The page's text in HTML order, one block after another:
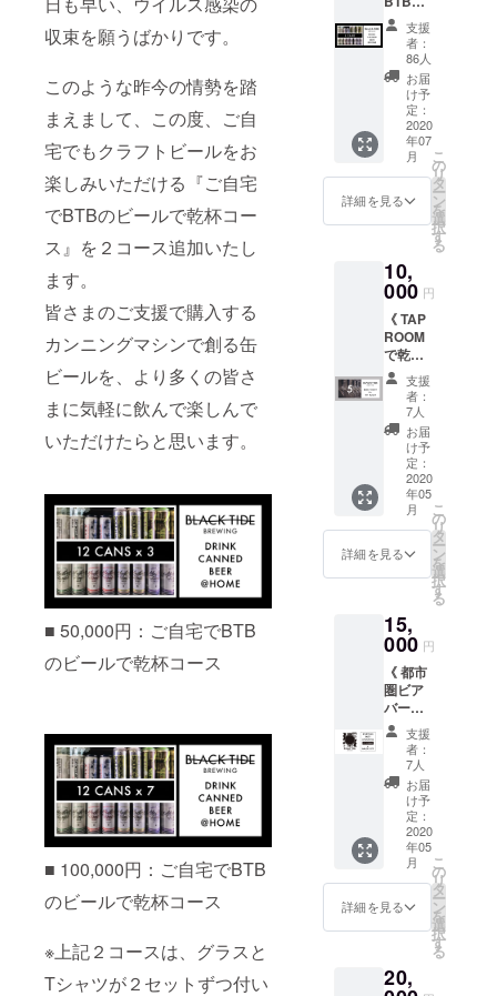
収束を願うばかりです。
このような昨今の情勢を踏
まえまして、この度、ご自
宅でもクラフトビールをお
楽しみいただける『ご自宅
でBTBのビールで乾杯コー
ス』を２コース追加いたし
ます。
皆さまのご支援で購入する
カンニングマシンで創る缶
ビールを、より多くの皆さ
まに気軽に飲んで楽しんで
いただけたらと思います。
■ 50,000円：ご自宅でBTB
のビールで乾杯コース
■ 100,000円：ご自宅でBTB
のビールで乾杯コース
※上記２コースは、グラスと
Tシャツが２セットずつ付い
京、名
古屋、
京都を
予定）
のビア
バー
（別途
お知ら
せいた
しま
※イベン
ト会場
滞在費
は自己
負担で
お願い
いたし
ます。
しいた
しま
す。 お
披露目
会イベ
ントに
ついて
◆ 日
程：
2020年
4月29日
◆ 場
BLACK
BREWI
NG TAP
※イベン
ト会場
への交
通費や
滞在費
は自己
負担で
お願い
いたし
ます。
ロゴ入
りオリ
ジナル
グラス
x 1個 ・
オリジ
ナル
コース
ター x 2
枚 ・ロ
ゴス
カー x 1
５回
ファン
クラブ
限定
パー
ティー
開催！
オリジ
ナルグ
ラス持
参で
シーズ
ナブル
ビール
を一杯
提供！
※Tシャ
ンロゴ
のもの
になり
ます。
サイズ
をご選
択くだ
さい。
ビール
で乾杯
コース
》 ・缶
ビール
x ６缶
・ロゴ
入りオ
リジナ
ルグラ
ス x １
個 ・オ
リジナ
スター
x 2枚 ・
ロゴス
テッ
カー x 1
枚 出来
立ての
缶ビー
ル６缶
セット
をクー
ル便で
お送り
しま
す！！
※2020
年夏頃
支援
者：
86人
お届
け予
定：
2020
年07
月
詳細を見る
こ
の
リ
タ
ー
ン
を
選
択
す
る
10,
000 円
《 TAP
ROOM
で乾杯
コース
》 ・オ
リジナ
ルコー
スター
× 2枚 ・
ロゴス
テッ
カー x 1
枚 ・ビ
アチ
ケット
× ５枚
ジナルT
シャツ
× １枚
（ライ
トグ
レー or
ライト
ルー）
※ビアチ
ケット
はBTB
TAP
ROOM
でのみ
使用可
能で
支援
者：
7人
お届
け予
定：
2020
年05
月
詳細を見る
こ
の
リ
タ
ー
ン
を
選
択
す
る
15,
000 円
《 都市
圏ビア
バーお
披露目
会へご
招待 》
・お披
露目会
用ビア
チケッ
（ハー
フパイ
ント相
当） ×
４枚 ・
りオリ
ジナル
支援
者：
7人
お届
け予
定：
2020
年05
月
詳細を見る
こ
の
リ
タ
ー
ン
を
選
択
す
る
20,